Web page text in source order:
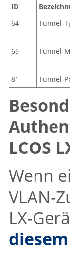
ID
64
Tunnel-
65
Tunnel-
81
Tunnel-
LCOS
Wenn
VLAN-
LX-